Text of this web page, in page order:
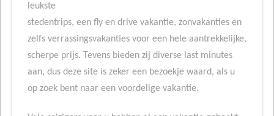
leukste
stedentrips, een fly en drive vakantie, zonvakanties en
zelfs verrassingsvakanties voor een hele aantrekkelijke,
scherpe prijs. Tevens bieden zij diverse last minutes
aan, dus deze site is zeker een bezoekje waard, als u
op zoek bent naar een voordelige vakantie.